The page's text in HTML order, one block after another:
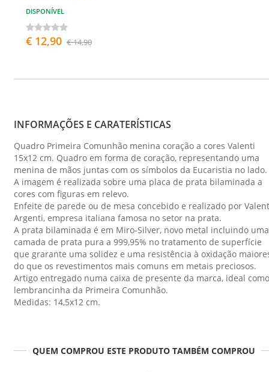
DISPONÍVEL
€ 12,90 € 14,90
INFORMAÇÕES E CARATERÍSTICAS
Quadro Primeira Comunhão menina coração a cores Valenti
15x12 cm. Quadro em forma de coração, representando uma
menina de mãos juntas com os símbolos da Eucaristia no lado.
A imagem é realizada sobre uma placa de prata bilaminada a
cores com figuras em relevo.
Enfeite de parede ou de mesa concebido e realizado por
Argenti, empresa italiana famosa no setor na prata.
A prata bilaminada é em Miro-Silver, novo metal incluindo uma
camada de prata pura a 999,95% no tratamento de superfície
que grarante uma solidez e uma resistência à oxidação
do que os revestimentos mais comuns em metais preciosos.
Artigo entregado numa caixa de presente da marca, ideal como
lembrancinha da Primeira Comunhão.
Medidas: 14,5x12 cm.
QUEM COMPROU ESTE PRODUTO TAMBÉM COMPROU